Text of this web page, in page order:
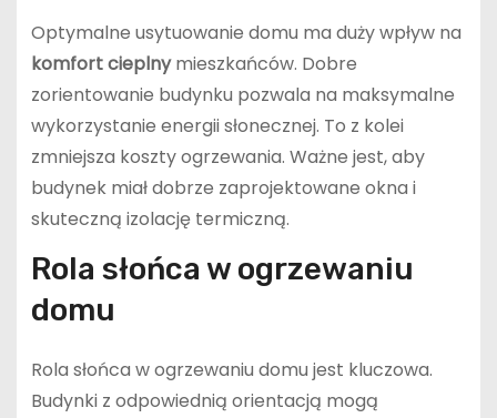
Optymalne usytuowanie domu ma duży wpływ na
komfort cieplnymieszkańców. Dobre
zorientowanie budynku pozwala na maksymalne
wykorzystanie energii słonecznej. To z kolei
zmniejsza koszty ogrzewania. Ważne jest, aby
budynek miał dobrze zaprojektowane okna i
skuteczną izolację termiczną.
Rola słońca w ogrzewaniu
domu
Rola słońca w ogrzewaniu domu jest kluczowa.
Budynki z odpowiednią orientacją mogą